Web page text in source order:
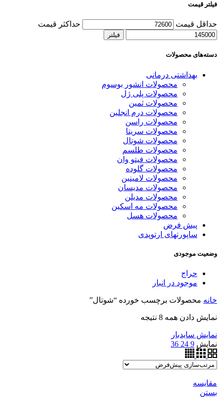
فیلتر قیمت
حداقل قیمت حداکثر قیمت
فیلتر
دسته‌های محصولات
بهداشتی درمانی
محصولات انشور بوسوم
محصولات پلی ژل
محصولات ثمین
محصولات درم انجلین
محصولات راسن
محصولات سریتا
محصولات شوتال
محصولات طلسم
محصولات فیتو وان
محصولات گلوده
محصولات لامینین
محصولات مدیسان
محصولات مدیلن
محصولات مه اسکین
محصولات هسل
پیش فرض
ساپورتهای ارتوپدی
وضعیت موجودی
حراج
موجود در انبار
خانه محصولات برچسب خورده “شوتال”
نمایش دادن همه 8 نتیجه
نمایش سایدبار
نمایش 9
24
36
مقایسه
بستن